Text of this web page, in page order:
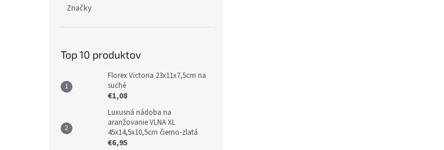
Značky
Top 10 produktov
Florex Victoria 23x11x7,5cm na
suché
€1,08
Luxusná nádoba na
aranžovanie VLNA XL
45x14,5x10,5cm čierno-zlatá
€6,95